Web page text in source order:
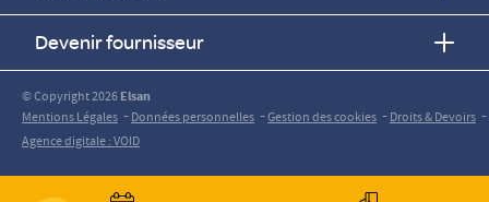
Devenir fournisseur
© Copyright 2026Elsan
Mentions Légales -Données personnelles -Gestion des cookies -Droits & Devoirs -
Agence digitale : VOID